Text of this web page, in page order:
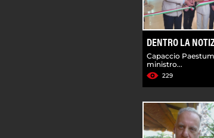
DENTRO LA
Capaccio Paestum
ministro...
229